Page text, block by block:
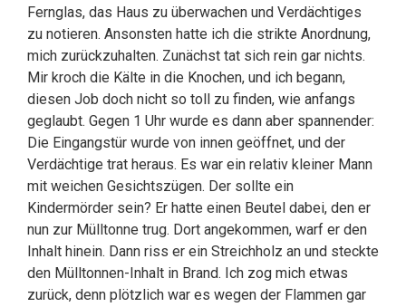
Fernglas, das Haus zu überwachen und Verdächtiges
zu notieren. Ansonsten hatte ich die strikte Anordnung,
mich zurückzuhalten. Zunächst tat sich rein gar nichts.
Mir kroch die Kälte in die Knochen, und ich begann,
diesen Job doch nicht so toll zu finden, wie anfangs
geglaubt. Gegen 1 Uhr wurde es dann aber spannender:
Die Eingangstür wurde von innen geöffnet, und der
Verdächtige trat heraus. Es war ein relativ kleiner Mann
mit weichen Gesichtszügen. Der sollte ein
Kindermörder sein? Er hatte einen Beutel dabei, den er
nun zur Mülltonne trug. Dort angekommen, warf er den
Inhalt hinein. Dann riss er ein Streichholz an und steckte
den Mülltonnen-Inhalt in Brand. Ich zog mich etwas
zurück, denn plötzlich war es wegen der Flammen gar